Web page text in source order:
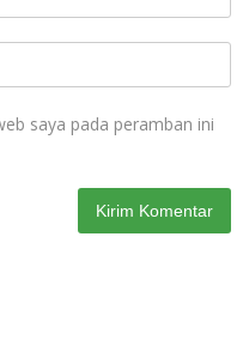
saya pada peramban ini